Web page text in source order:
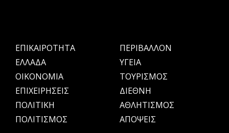
ΕΠΙΚΑΙΡΟΤΗΤΑ
ΕΛΛΑΔΑ
OIKONOMIA
ΕΠΙΧΕΙΡΗΣΕΙΣ
ΠΟΛΙΤΙΚΗ
ΠΟΛΙΤΙΣΜΟΣ
ΠΕΡΙΒΑΛΛΟΝ
ΥΓΕΙΑ
ΤΟΥΡΙΣΜΟΣ
ΔΙΕΘΝΗ
ΑΘΛΗΤΙΣΜΟΣ
ΑΠΟΨΕΙΣ